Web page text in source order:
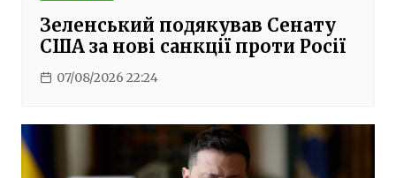
Зеленський подякував Сенату
США за нові санкції проти Росії
07/08/2026 22:24